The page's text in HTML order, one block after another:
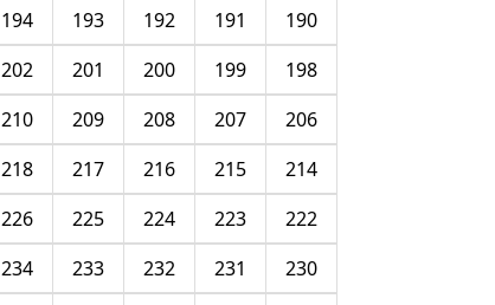
190
191
192
193
194
198
199
200
201
202
206
207
208
209
210
214
215
216
217
218
222
223
224
225
226
230
231
232
233
234